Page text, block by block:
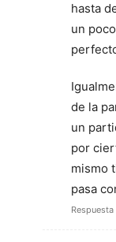
hasta
un
de la
un
por
mismo
pasa
Respuesta